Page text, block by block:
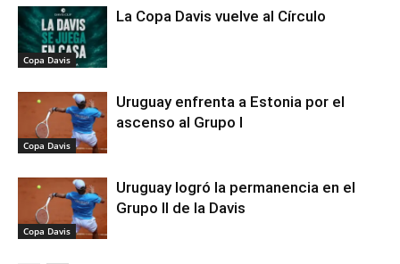
Copa Davis
La Copa Davis vuelve al Círculo
Copa Davis
Uruguay enfrenta a Estonia por el
ascenso al Grupo I
Copa Davis
Uruguay logró la permanencia en el
Grupo II de la Davis